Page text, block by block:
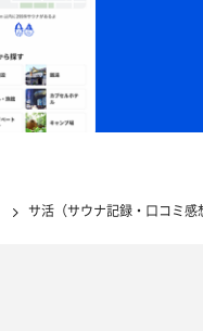
サ活（サウナ記録・口コミ感